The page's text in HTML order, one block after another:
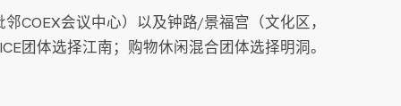
COEX会议中心）以及钟路/景福宫（文化区，
团体选择江南；购物休闲混合团体选择明洞。